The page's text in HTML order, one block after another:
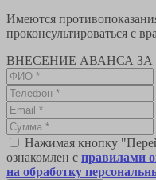
Имеются
проконсультироваться с
ВНЕСЕНИЕ АВАНСА ЗА
Нажимая кнопку
ознакомлен с правилами
на обработку